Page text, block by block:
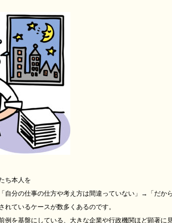
ち本人を
自分の仕事の仕方や考え方は間違っていない」→「だか
れているケースが数多くあるのです。
例を基盤にしている、大きな企業や行政機関ほど顕著に